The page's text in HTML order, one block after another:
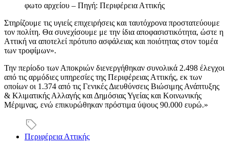
φωτο αρχείου – Πηγή: Περιφέρεια Αττικής
Στηρίζουμε τις υγιείς επιχειρήσεις και ταυτόχρονα προστατεύουμε
τον πολίτη. Θα συνεχίσουμε με την ίδια αποφασιστικότητα, ώστε η
Αττική να αποτελεί πρότυπο ασφάλειας και ποιότητας στον τομέα
των τροφίμων».
Την περίοδο των Αποκριών διενεργήθηκαν συνολικά 2.498 έλεγχοι
από τις αρμόδιες υπηρεσίες της Περιφέρειας Αττικής, εκ των
οποίων οι 1.374 από τις Γενικές Διευθύνσεις Βιώσιμης Ανάπτυξης
& Κλιματικής Αλλαγής και Δημόσιας Υγείας και Κοινωνικής
Μέριμνας, ενώ επικυρώθηκαν πρόστιμα ύψους 90.000 ευρώ.»
Περιφέρεια Αττικής